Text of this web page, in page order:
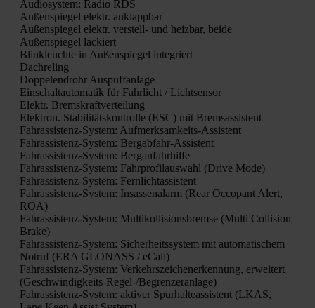
Audio­sys­tem: Radio RDS
Außen­spie­gel elektr. anklapp­bar
Außen­spie­gel elektr. ver­stell- und heiz­bar, bei­de
Außen­spie­gel lackiert
Blink­leuch­te in Außen­spie­gel inte­griert
Dach­re­ling
Dop­pel­end­rohr Aus­puff­an­la­ge
Ein­schalt­au­to­ma­tik für Fahr­licht / Licht­sen­sor
Elektr. Brems­kraft­ver­tei­lung
Elek­tron. Sta­bi­li­täts­kon­trol­le (ESC) mit Brems­as­sis­tent
Fahr­as­sis­tenz-Sys­tem: Auf­merk­sam­keits-Assis­tent
Fahr­as­sis­tenz-Sys­tem: Berg­ab­fahr-Assis­tent
Fahr­as­sis­tenz-Sys­tem: Berg­an­fahr­hil­fe
Fahr­as­sis­tenz-Sys­tem: Fahr­pro­fil­aus­wahl (Dri­ve Mode)
Fahr­as­sis­tenz-Sys­tem: Fern­licht­as­sis­tent
Fahr­as­sis­tenz-Sys­tem: Insas­sen­alarm (Rear Occo­pant Alert,
ROA)
Fahr­as­sis­tenz-Sys­tem: Mul­ti­kol­li­si­ons­brem­se (Mul­ti Col­li­si­on
Bra­ke)
Fahr­as­sis­tenz-Sys­tem: Sicher­heits­sys­tem mit auto­ma­ti­schem
Not­ruf (ERA GLONASS / eCall)
Fahr­as­sis­tenz-Sys­tem: Ver­kehrs­zei­chen­er­ken­nung, erwei­tert
(Geschwin­dig­keits-Regel-/Be­gren­zer­an­la­ge)
Fahr­as­sis­tenz-Sys­tem: akti­ver Spur­hal­te­as­sis­tent (LKAS,